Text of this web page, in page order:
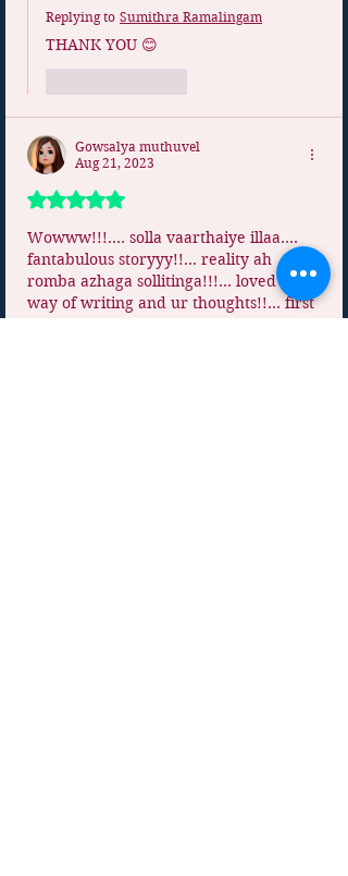
Replying to Sumithra Ramalingam
THANK YOU 😊
Gowsalya muthuvel
Aug 21, 2023
Rated 5 out of 5 stars.
Wowww!!!.... solla vaarthaiye illaa....
fantabulous storyyy!!... reality ah
romba azhaga sollitinga!!!... loved ur
way of writing and ur thoughts!!... first